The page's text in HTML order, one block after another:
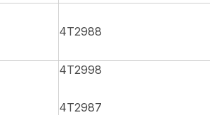
4T2988
4T2998
4T2987